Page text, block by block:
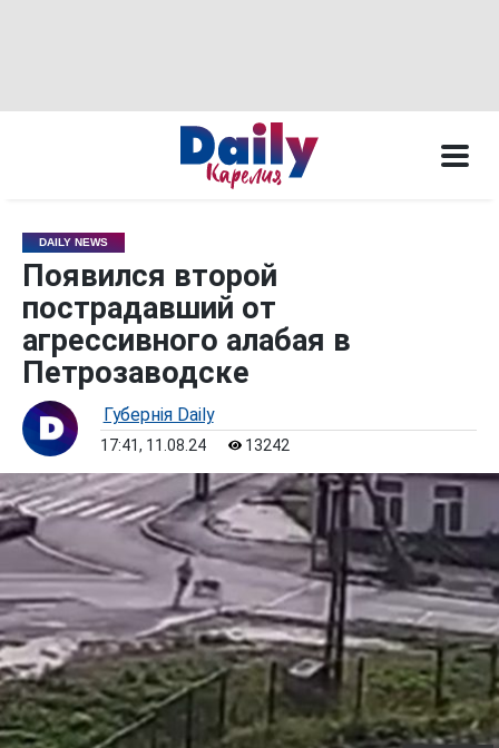
DAILY NEWS
Появился второй
пострадавший от
агрессивного алабая в
Петрозаводске
Губернiя Daily
17:41, 11.08.24 13242